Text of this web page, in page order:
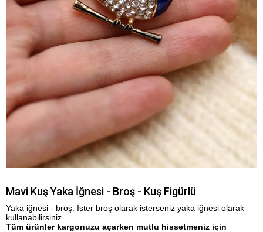
Mavi Kuş Yaka İğnesi - Broş - Kuş Figürlü
Yaka iğnesi - broş. İster broş olarak isterseniz yaka iğnesi olarak
kullanabilirsiniz.
Tüm ürünler kargonuzu açarken mutlu hissetmeniz için